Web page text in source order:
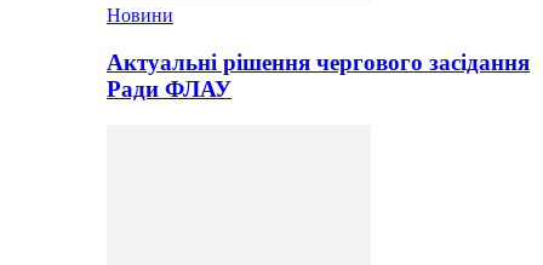
Новини
Актуальні рішення чергового засідання
Ради ФЛАУ